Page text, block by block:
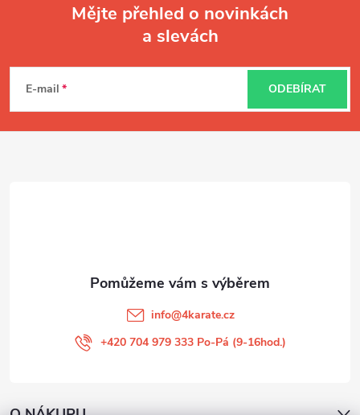
p
Mějte přehled o novinkách
a slevách
E-mail ODEBÍRAT
info@4karate.cz
+420 704 979 333 Po-Pá (9-16hod.)